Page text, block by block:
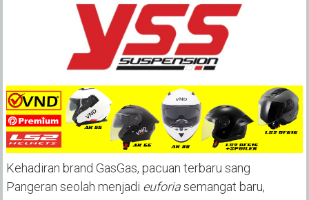
Kehadiran brand GasGas, pacuan terbaru sang
Pangeran seolah menjadi euforiasemangat baru,